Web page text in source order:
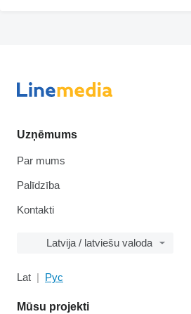
Uzņēmums
Par mums
Palīdzība
Kontakti
Latvija / latviešu valoda
Lat Рус
Mūsu projekti